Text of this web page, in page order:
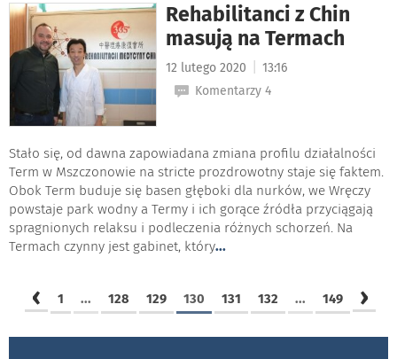
Rehabilitanci z Chin
masują na Termach
12 lutego 2020
13:16
Komentarzy 4
Stało się, od dawna zapowiadana zmiana profilu działalności
Term w Mszczonowie na stricte prozdrowotny staje się faktem.
Obok Term buduje się basen głęboki dla nurków, we Wręczy
powstaje park wodny a Termy i ich gorące źródła przyciągają
spragnionych relaksu i podleczenia różnych schorzeń. Na
Termach czynny jest gabinet, który...
‹ 1 ... 128 129 130 131 132 ... 149 ›